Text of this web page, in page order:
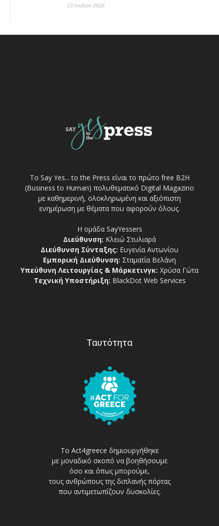
23 Ιουλίου 2026
Το Say Yes... to the Press είναι το πρώτο free Β2Η
(Business to Human) πολυθεματικό Digital Magazino
με καθημερινή, ολοκληρωμένη και αξιόπιστη
ενημέρωση με θέματα που αφορούν όλους.
Η ομάδα SayYessers
Διεύθυνση: Κλειώ Στυλιαρά
Διεύθυνση Σύνταξης: Ευγενία Αντωνίου
Εμπορική Διεύθυνση: Σταματία Βελάνη
Υπεύθυνη Λειτουργίας & Μάρκετινγκ: Χρύσα Γώτα
Τεχνική Υποστήριξη: BlackDot Web Services
Ταυτότητα
Το Act4greece δημιουργήθηκε
με μοναδικό σκοπό να βοηθήσουμε
όσο και όπως μπορούμε,
τους ανθρώπους της διπλανής πόρτας
που αντιμετωπίζουν δυσκολίες.